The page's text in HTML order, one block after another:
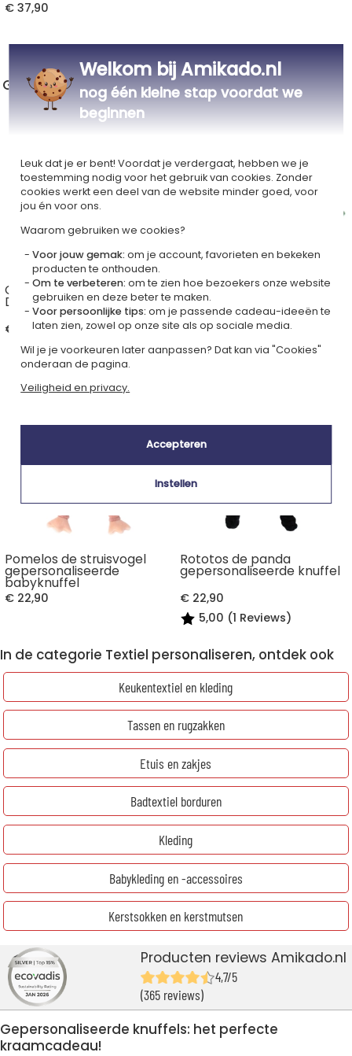
€ 37,90
Geborduurde Deglingos knuffeldoekjes
Gegraveerd kistje met
Déglingos knuffel
€ 46,90
Gepersonaliseerde
Jélékros de leeuw
babyknuffel
€ 22,90
Pomelos de struisvogel
gepersonaliseerde
babyknuffel
€ 22,90
Rototos de panda
gepersonaliseerde knuffel
€ 22,90
5,00 (1 Reviews)
In de categorie Textiel personaliseren, ontdek ook
Keukentextiel en kleding
Tassen en rugzakken
Etuis en zakjes
Badtextiel borduren
Kleding
Babykleding en -accessoires
Kerstsokken en kerstmutsen
Producten reviews Amikado.nl
4,7/5
(365 reviews)
Gepersonaliseerde knuffels: het perfecte
kraamcadeau!
Welkom bij Amikado.nl
nog één kleine stap voordat we
beginnen
Leuk dat je er bent! Voordat je verdergaat, hebben we je
toestemming nodig voor het gebruik van cookies. Zonder
cookies werkt een deel van de website minder goed, voor
jou én voor ons.
Waarom gebruiken we cookies?
Voor jouw gemak: om je account, favorieten en bekeken
producten te onthouden.
Om te verbeteren: om te zien hoe bezoekers onze website
gebruiken en deze beter te maken.
Voor persoonlijke tips: om je passende cadeau-ideeën te
laten zien, zowel op onze site als op sociale media.
Wil je je voorkeuren later aanpassen? Dat kan via "Cookies"
onderaan de pagina.
Veiligheid en privacy.
Accepteren
Instellen